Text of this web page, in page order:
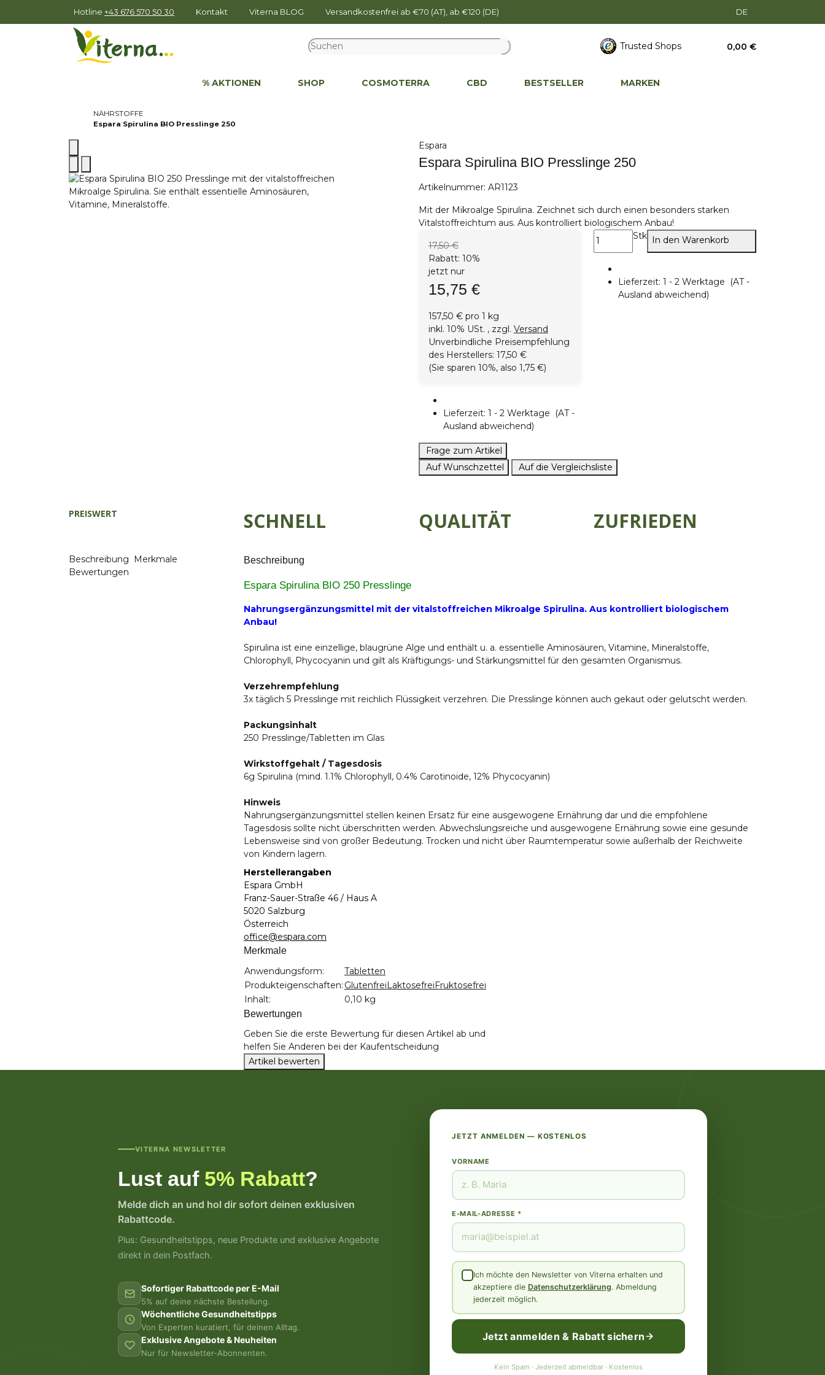
Hotline +43 676 570 50 30 Kontakt Viterna BLOG Versandkostenfrei ab €70 (AT), ab €120 (DE) DE
Trusted Shops 0,00 €
% AKTIONEN SHOP COSMOTERRA CBD BESTSELLER MARKEN
NÄHRSTOFFE
Espara Spirulina BIO Presslinge 250
Espara
Espara Spirulina BIO Presslinge 250
Artikelnummer: AR1123
Mit der Mikroalge Spirulina. Zeichnet sich durch einen besonders starken
Vitalstoffreichtum aus. Aus kontrolliert biologischem Anbau!
17,50 €
Rabatt: 10%
jetzt nur
15,75 €
157,50 € pro 1 kg
inkl. 10% USt. , zzgl. Versand
Unverbindliche Preisempfehlung
des Herstellers: 17,50 €
(Sie sparen 10%, also 1,75 €)
Lieferzeit: 1 - 2 Werktage
(AT -
Ausland abweichend)
Stk In den Warenkorb
Lieferzeit: 1 - 2 Werktage
(AT -
Ausland abweichend)
Frage zum Artikel
Auf Wunschzettel
Auf die Vergleichsliste
PREISWERT SCHNELL QUALITÄT ZUFRIEDEN
Beschreibung
Merkmale
Bewertungen
Beschreibung
Espara Spirulina BIO 250 Presslinge
Nahrungsergänzungsmittel mit der vitalstoffreichen Mikroalge Spirulina. Aus kontrolliert biologischem
Anbau!
Spirulina ist eine einzellige, blaugrüne Alge und enthält u. a. essentielle Aminosäuren, Vitamine, Mineralstoffe,
Chlorophyll, Phycocyanin und gilt als Kräftigungs- und Stärkungsmittel für den gesamten Organismus.
Verzehrempfehlung
3x täglich 5 Presslinge mit reichlich Flüssigkeit verzehren. Die Presslinge können auch gekaut oder gelutscht werden.
Packungsinhalt
250 Presslinge/Tabletten im Glas
Wirkstoffgehalt / Tagesdosis
6g Spirulina (mind. 1.1% Chlorophyll, 0.4% Carotinoide, 12% Phycocyanin)
Hinweis
Nahrungsergänzungsmittel stellen keinen Ersatz für eine ausgewogene Ernährung dar und die empfohlene
Tagesdosis sollte nicht überschritten werden. Abwechslungsreiche und ausgewogene Ernährung sowie eine gesunde
Lebensweise sind von großer Bedeutung. Trocken und nicht über Raumtemperatur sowie außerhalb der Reichweite
von Kindern lagern.
Herstellerangaben
Espara GmbH
Franz-Sauer-Straße 46 / Haus A
5020 Salzburg
Österreich
office@espara.com
Merkmale
Produkteigenschaft
Wert
Anwendungsform:
Tabletten
Produkteigenschaften: GlutenfreiLaktosefreiFruktosefrei
Inhalt:
0,10 kg
Bewertungen
Geben Sie die erste Bewertung für diesen Artikel ab und
helfen Sie Anderen bei der Kaufentscheidung
Artikel bewerten
VITERNA NEWSLETTER
Lust auf 5% Rabatt?
Melde dich an und hol dir sofort deinen exklusiven
Rabattcode.
Plus: Gesundheitstipps, neue Produkte und exklusive Angebote
direkt in dein Postfach.
Sofortiger Rabattcode per E-Mail
5% auf deine nächste Bestellung.
Wöchentliche Gesundheitstipps
Von Experten kuratiert, für deinen Alltag.
Exklusive Angebote & Neuheiten
Nur für Newsletter-Abonnenten.
JETZT ANMELDEN — KOSTENLOS
VORNAME
E-MAIL-ADRESSE *
Ich möchte den Newsletter von Viterna erhalten und
akzeptiere die Datenschutzerklärung. Abmeldung
jederzeit möglich.
Jetzt anmelden & Rabatt sichern
Kein Spam · Jederzeit abmeldbar · Kostenlos